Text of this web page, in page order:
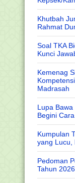
Khutbah
Rahmat
Soal TKA
Kunci
Kemenag
Madrasah
Lupa Bawa
Begini
Kumpulan
yang Lucu,
Pedoman
Tahun 2026